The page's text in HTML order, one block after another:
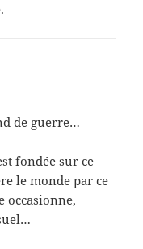
de guerre…
fondée sur ce
le monde par ce
occasionne,